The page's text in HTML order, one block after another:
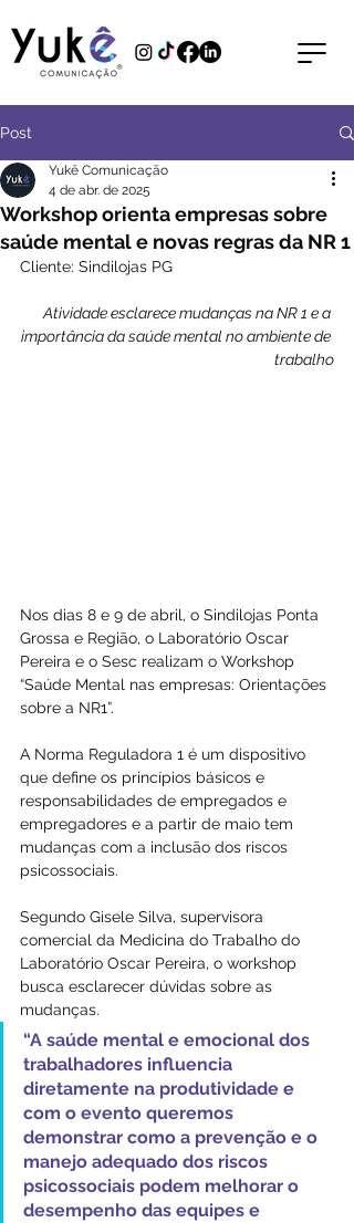
Post
Workshop orienta empresas sobre
saúde mental e novas regras da NR 1
Yukê Comunicação
4 de abr. de 2025
Cliente: Sindilojas PG
Atividade esclarece mudanças na NR 1 e a
importância da saúde mental no ambiente de
trabalho
Nos dias 8 e 9 de abril, o Sindilojas Ponta
Grossa e Região, o Laboratório Oscar
Pereira e o Sesc realizam o Workshop
“Saúde Mental nas empresas: Orientações
sobre a NR1”.
A Norma Reguladora 1 é um dispositivo
que define os princípios básicos e
responsabilidades de empregados e
empregadores e a partir de maio tem
mudanças com a inclusão dos riscos
psicossociais.
Segundo Gisele Silva, supervisora
comercial da Medicina do Trabalho do
Laboratório Oscar Pereira, o workshop
busca esclarecer dúvidas sobre as
mudanças.
“A saúde mental e emocional dos
trabalhadores influencia
diretamente na produtividade e
com o evento queremos
demonstrar como a prevenção e o
manejo adequado dos riscos
psicossociais podem melhorar o
desempenho das equipes e